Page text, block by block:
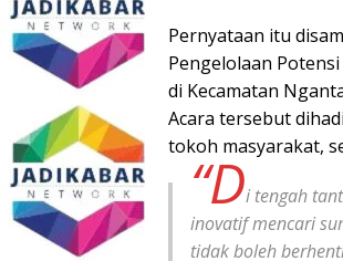
Pernyataan itu
Pengelolaan
di Kecamatan
Acara tersebut
tokoh masyarakat,
“Di tengah
inovatif mencari
tidak boleh